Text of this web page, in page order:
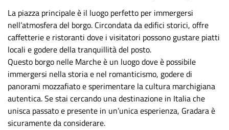
La piazza principale è il luogo perfetto per immergersi
nell’atmosfera del borgo. Circondata da edifici storici, offre
caffetterie e ristoranti dove i visitatori possono gustare piatti
locali e godere della tranquillità del posto.
Questo borgo nelle Marche è un luogo dove è possibile
immergersi nella storia e nel romanticismo, godere di
panorami mozzafiato e sperimentare la cultura marchigiana
autentica. Se stai cercando una destinazione in Italia che
unisca passato e presente in un’unica esperienza, Gradara è
sicuramente da considerare.